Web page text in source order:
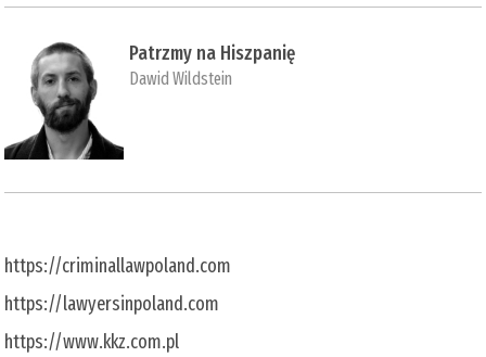
Patrzmy na Hiszpanię
Dawid Wildstein
https://criminallawpoland.com
https://lawyersinpoland.com
https://www.kkz.com.pl